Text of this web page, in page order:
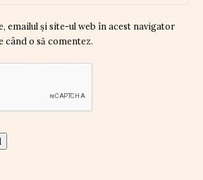
emailul și site-ul web în acest navigator
când o să comentez.